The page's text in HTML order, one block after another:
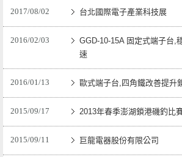
2017/08/02 台北國際電子產業科技展
2016/02/03
GGD-10-15A 固定式端子台,
速
2016/01/13 歐式端子台,四角鐵改善提升
2015/09/17 2013年春季澎湖鎖港磯釣比
2015/09/11 巨龍電器股份有限公司